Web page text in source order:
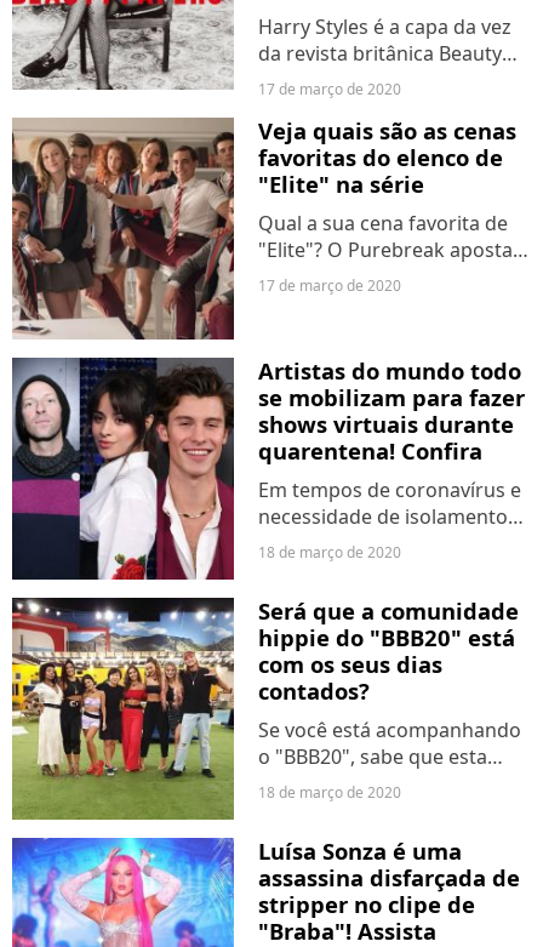
Harry Styles é a capa da vez
da revista britânica Beauty
Papers. Mas não vá
pensando que se trata de um
ensaio qualquer, viu?! O dono
do álbum "Fine Line"
apareceu de meia arrastão,...
17 de março de 2020
Veja quais são as cenas
favoritas do elenco de
"Elite" na série
Qual a sua cena favorita de
"Elite"? O Purebreak aposta
que você deve ter muitas.
Afinal, a produção original da
icônicos. Mesmo assim,
sabendo que é muito...
17 de março de 2020
Artistas do mundo todo
se mobilizam para fazer
shows virtuais durante
quarentena! Confira
Em tempos de coronavírus e
necessidade de isolamento
social, artistas do mundo
todo estão se mobilizando
para fazer shows virtuais
para os fãs. Quem deu o
start no movimento foi
Chris...
18 de março de 2020
Será que a comunidade
hippie do "BBB20" está
com os seus dias
contados?
Se você está acompanhando
o "BBB20", sabe que esta
temporada está cheia de
reviravoltas. Personagens
que no começo eram
admirados pelo público, hoje
já são vistos como vilões.
Toda...
18 de março de 2020
Luísa Sonza é uma
assassina disfarçada de
stripper no clipe de
"Braba"! Assista